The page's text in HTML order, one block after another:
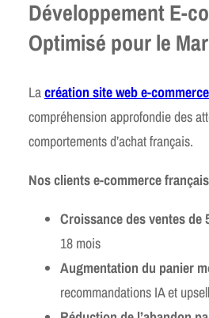
Développement E-
Optimisé pour le
Lacréation site web e-
compréhension approfondie des
comportements d’achat français.
Nos clients e-commerce
Croissance des ventes de
18 mois
Augmentation du panier
recommandations IA et